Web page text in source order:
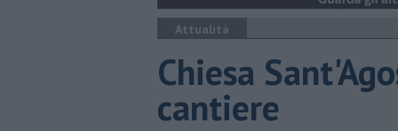
Attualità
Chiesa
cantiere